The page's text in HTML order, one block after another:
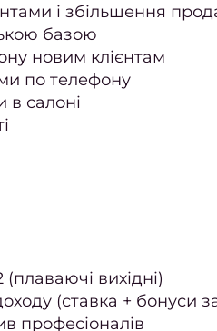
і збільшення
базою
новим клієнтам
по телефону
в салоні
вихідні)
(ставка + бонуси
професіоналів